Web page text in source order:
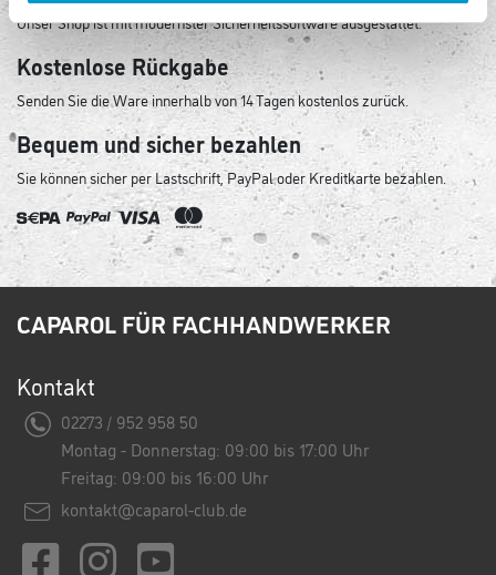
Unser Shop ist mit modernster Sicherheitssoftware ausgestattet.
Kostenlose Rückgabe
Senden Sie die Ware innerhalb von 14 Tagen kostenlos zurück.
Bequem und sicher bezahlen
Sie können sicher per Lastschrift, PayPal oder Kreditkarte bezahlen.
CAPAROL FÜR FACHHANDWERKER
Kontakt
02273 / 952 958 50
Montag - Donnerstag: 09:00 bis 17:00 Uhr
Freitag: 09:00 bis 16:00 Uhr
kontakt@caparol-club.de